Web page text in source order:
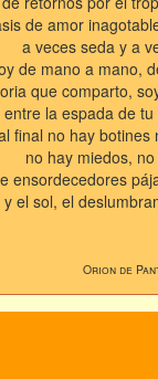
de amor
a veces seda y a
de mano a mano,
que comparto,
entre la espada de
final no hay botines
no hay miedos,
ensordecedores
el sol, el
Orion de